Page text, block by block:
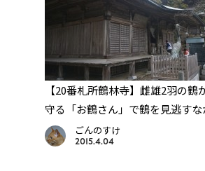
【20番札所鶴林寺】雌雄2羽の鶴
守る「お鶴さん」で鶴を見逃すな
ごんのすけ
2015.4.04